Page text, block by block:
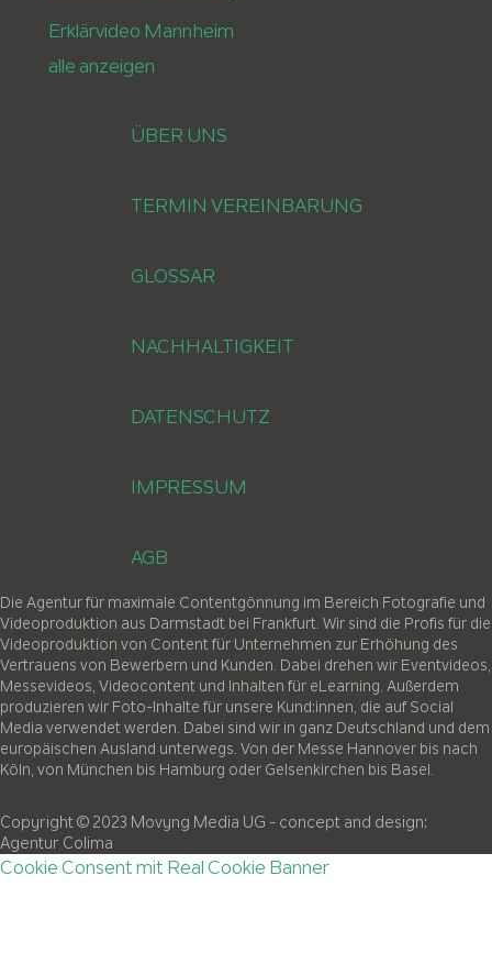
Erklärvideo Mannheim
alle anzeigen
ÜBER UNS
TERMIN VEREINBARUNG
GLOSSAR
NACHHALTIGKEIT
DATENSCHUTZ
IMPRESSUM
AGB
Die Agentur für maximale Contentgönnung im Bereich Fotografie und
Videoproduktion aus Darmstadt bei Frankfurt. Wir sind die Profis für die
Videoproduktion von Content für Unternehmen zur Erhöhung des
Vertrauens von Bewerbern und Kunden. Dabei drehen wir Eventvideos,
Messevideos, Videocontent und Inhalten für eLearning. Außerdem
produzieren wir Foto-Inhalte für unsere Kund:innen, die auf Social
Media verwendet werden. Dabei sind wir in ganz Deutschland und dem
europäischen Ausland unterwegs. Von der Messe Hannover bis nach
Köln, von München bis Hamburg oder Gelsenkirchen bis Basel.
Copyright © 2023 Movyng Media UG - concept and design:
Agentur Colima
Cookie Consent mit Real Cookie Banner